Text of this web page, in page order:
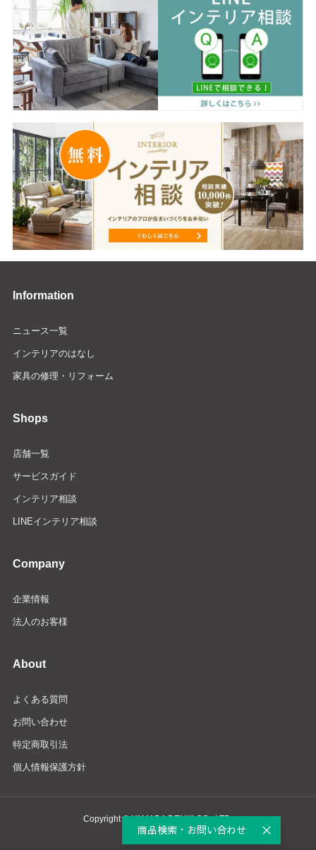
Information
ニュース一覧
インテリアのはなし
家具の修理・リフォーム
Shops
店舗一覧
サービスガイド
インテリア相談
LINEインテリア相談
Company
企業情報
法人のお客様
About
よくある質問
お問い合わせ
特定商取引法
個人情報保護方針
Copyright © YAMADA DENKI CO., LTD.
商品検索・お問い合わせ